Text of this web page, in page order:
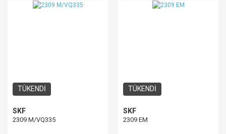
TÜKENDİ
SKF
2309 M/VQ335
TÜKENDİ
SKF
2309 EM